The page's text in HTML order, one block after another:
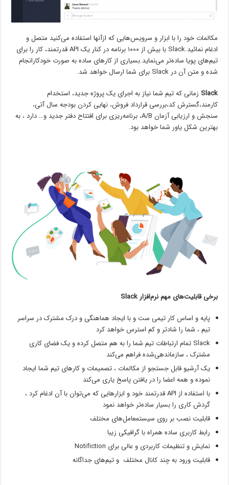
مکالمات خود را با ابزار و سرویس‌هایی که ازآنها استفاده می‌کنید متصل و
ادغام نمائید.Slack با بیش از ۱۰۰۰ برنامه در کنار یک API قدرتمند، کار را برای
تیم‌های پویا ساده‌تر می‌نماید.بسیاری از کارهای ساده به صورت خودکارانجام
شده و متن آن در Slack برای شما ارسال خواهد شد.
Slack زمانی که تیم شما نیاز به اجرای یک پروژه جدید، استخدام
کارمند،گسترش کد،بررسی قرارداد فروش، نهایی کردن بودجه سال آتی،
سنجش و ارزیابی آزمان A/B، برنامه‌ریزی برای افتتاح دفتر جدید و… دارد ، به
بهترین شکل یاور شما خواهد بود.
برخی قابلیت‌های مهم نرم‌افزار Slack
پایه و اساس کار تیمی ست و با ایجاد هماهنگی و درک مشترک در سراسر
تیم ، شما را شادتر و کم استرس خواهد کرد
Slack تمام ارتباطات تیم شما را به هم متصل کرده و یک فضای کاری
مشترک ، سازماندهی‌شده فراهم می‌کند
یک آرشیو قابل جستجو از مکالمات ، تصمیمات و کارهای تیم شما ایجاد
نموده و همه اعضا را در یافتن پاسخ یاری می‌کند
با استفاده از API قدرتمند خود و ابزارهایی که می‌توان با آن ادغام کرد ،
گردش کاری را بسیار ساده‌تر خواهد نمود
قابلیت نصب بر روی سیستمعامل‌های مختلف
رابط کاربری ساده همراه با گرافیکی زیبا
نمایش و تنظیمات کاربردی و عالی برای Notifiction
قابلیت ورود به چند کانال مختلف و تیم‌های جداگانه